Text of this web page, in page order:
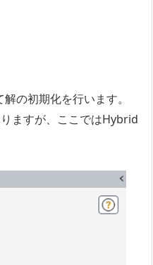
の初期化を行います。
ますが、ここではHybrid